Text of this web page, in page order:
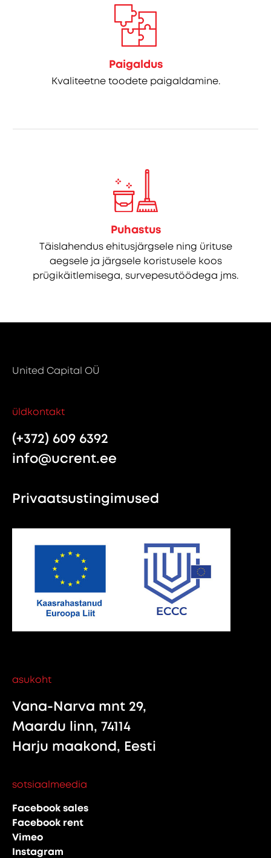
Paigaldus
Kvaliteetne toodete paigaldamine.
Puhastus
Täislahendus ehitusjärgsele ning ürituse
aegsele ja järgsele koristusele koos
prügikäitlemisega, survepesutöödega jms.
United Capital OÜ
üldkontakt
(+372) 609 6392
info@ucrent.ee
Privaatsustingimused
asukoht
Vana-Narva mnt 29,
Maardu linn, 74114
Harju maakond, Eesti
sotsiaalmeedia
Facebook sales
Facebook rent
Vimeo
Instagram